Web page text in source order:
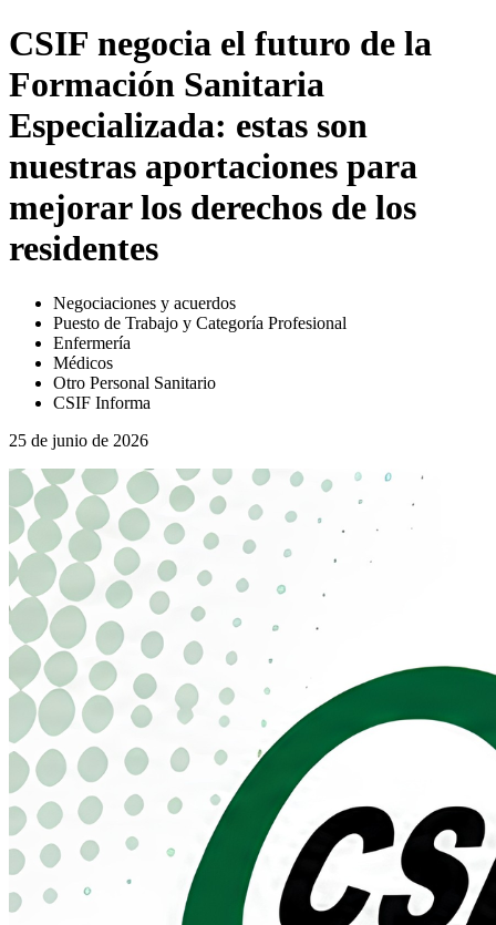
CSIF negocia el futuro de la
Formación Sanitaria
Especializada: estas son
nuestras aportaciones para
mejorar los derechos de los
residentes
Negociaciones y acuerdos
Puesto de Trabajo y Categoría Profesional
Enfermería
Médicos
Otro Personal Sanitario
CSIF Informa
25 de junio de 2026